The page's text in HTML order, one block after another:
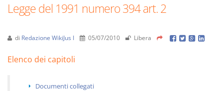
Legge del 1991 numero 394 art. 2
di Redazione WikiJus I 05/07/2010 Libera
Elenco dei capitoli
Documenti collegati